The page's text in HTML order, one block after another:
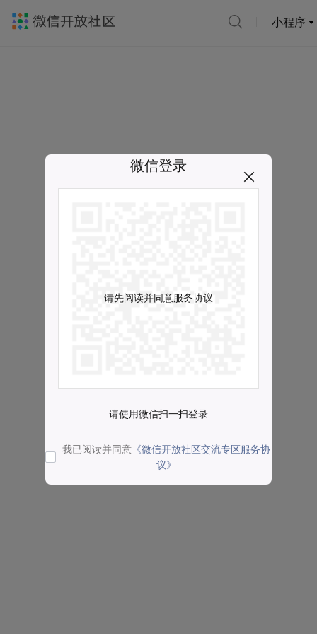
小程序
微信登录
请先阅读并同意服务协议
请使用微信扫一扫登录
我已阅读并同意 《微信开放社区交流专区服务协
议》